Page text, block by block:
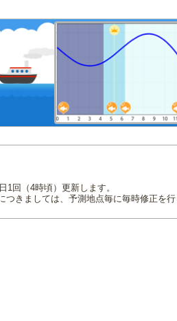
回（4時頃）更新します。
きましては、予測地点毎に毎時修正を行